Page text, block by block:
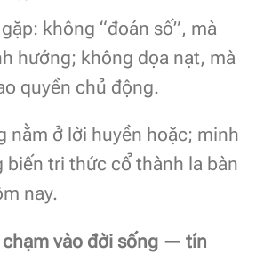
không “đoán số”, mà
hướng; không dọa nạt, mà
quyền chủ động.
nằm ở lời huyền hoặc; minh
biến tri thức cổ thành la bàn
nay.
chạm vào đời sống — tín